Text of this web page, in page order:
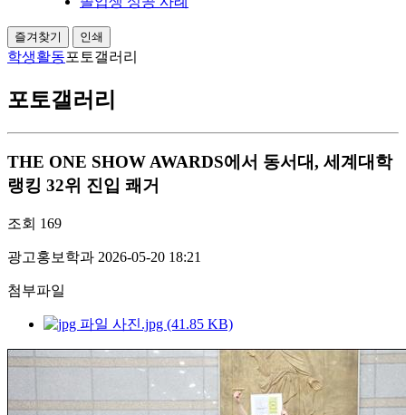
즐겨찾기 인쇄
학생활동포토갤러리
포토갤러리
THE ONE SHOW AWARDS에서 동서대, 세계대학
랭킹 32위 진입 쾌거
조회 169
광고홍보학과 2026-05-20 18:21
첨부파일
사진.jpg (41.85 KB)